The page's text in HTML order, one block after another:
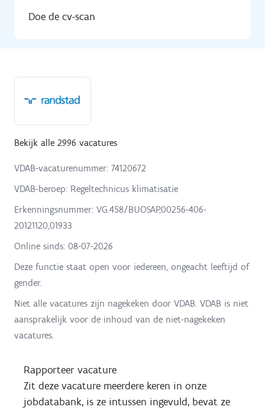
Doe de cv-scan
Bekijk alle 2996 vacatures
VDAB-vacaturenummer: 74120672
VDAB-beroep: Regeltechnicus klimatisatie
Erkenningsnummer: VG.458/BUOSAP,00256-406-
20121120,01933
Online sinds: 08-07-2026
Deze functie staat open voor iedereen, ongeacht leeftijd of
gender.
Niet alle vacatures zijn nagekeken door VDAB. VDAB is niet
aansprakelijk voor de inhoud van de niet-nagekeken
vacatures.
Rapporteer vacature
Zit deze vacature meerdere keren in onze
jobdatabank, is ze intussen ingevuld, bevat ze